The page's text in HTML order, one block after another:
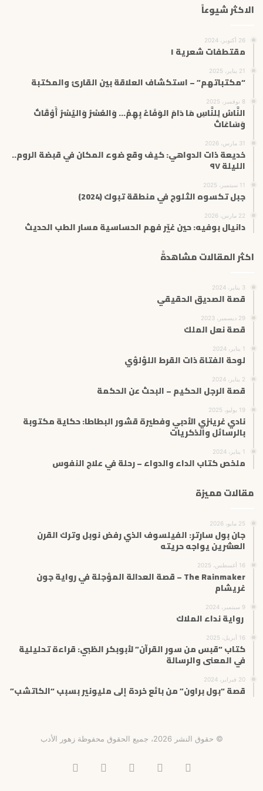
الاكثر شيوعاً
26 أكتوبر، 2024
مقتطفات شعرية ١
21 يناير، 2025
“مكتباتهم” – استكشاف العلاقة بين القارئ والمكتبة
8 نوفمبر، 2025
النَّاسُ لِلنَّاسِ مَا دَامَ الوَفَاءُ بِهِمْ… وَالعُسْرُ وَاليُسْرُ أَوْقَاتٌ
وَسَاعَاتُ
31 مارس، 2026
خديعة ذات الدواهي: كيف وقع ضوء المكان في قبضة الروم..
الليلة ٩٧
11 سبتمبر، 2025
جبل تكسوه الثلوج في منطقة تبوك (2024)
22 مارس، 2026
دانيال بوفيه: حين غيّر فهم الحساسية مسار الطب الحديث
اكثر المقالات مشاهدةً
3 يناير، 2024
قصة الصديق الحقيقي
29 ديسمبر، 2023
قصة نعل الملك
1 يناير، 2024
لوحة الفتاة ذات القرط اللؤلؤي
2 يناير، 2024
قصة الرجل الحكيم – البحث عن الحكمة
19 يوليو، 2025
نادي غرينزي الأدبي وفطيرة قشور البطاطا: حكاية مكتوبة
بالرسائل والذكريات
1 يناير، 2024
ملخص كتاب الداء والدواء – رحلة في علاج النفوس
مقالات مميزة
25 مايو، 2026
جان بول سارتر: الفيلسوف الذي رفض نوبل وترك القرن
العشرين يواجه حريته
16 أغسطس، 2025
The Rainmaker – قصة العدالة المؤجلة في رواية جون
غريشام
9 سبتمبر، 2024
رواية نداء الملاك
16 أبريل، 2025
كتاب “قبس من سور القرآن” لأبوبكر الظبي: قراءة تحليلية
في المعنى والرسالة
20 فبراير، 2024
قصة “بول براون” من بائع خردة إلى مليونير بسبب “الكاتشب”
© حقوق النشر 2026، جميع الحقوق محفوظة زهور الأدب
فيسبوك انستقرامتيلقرام